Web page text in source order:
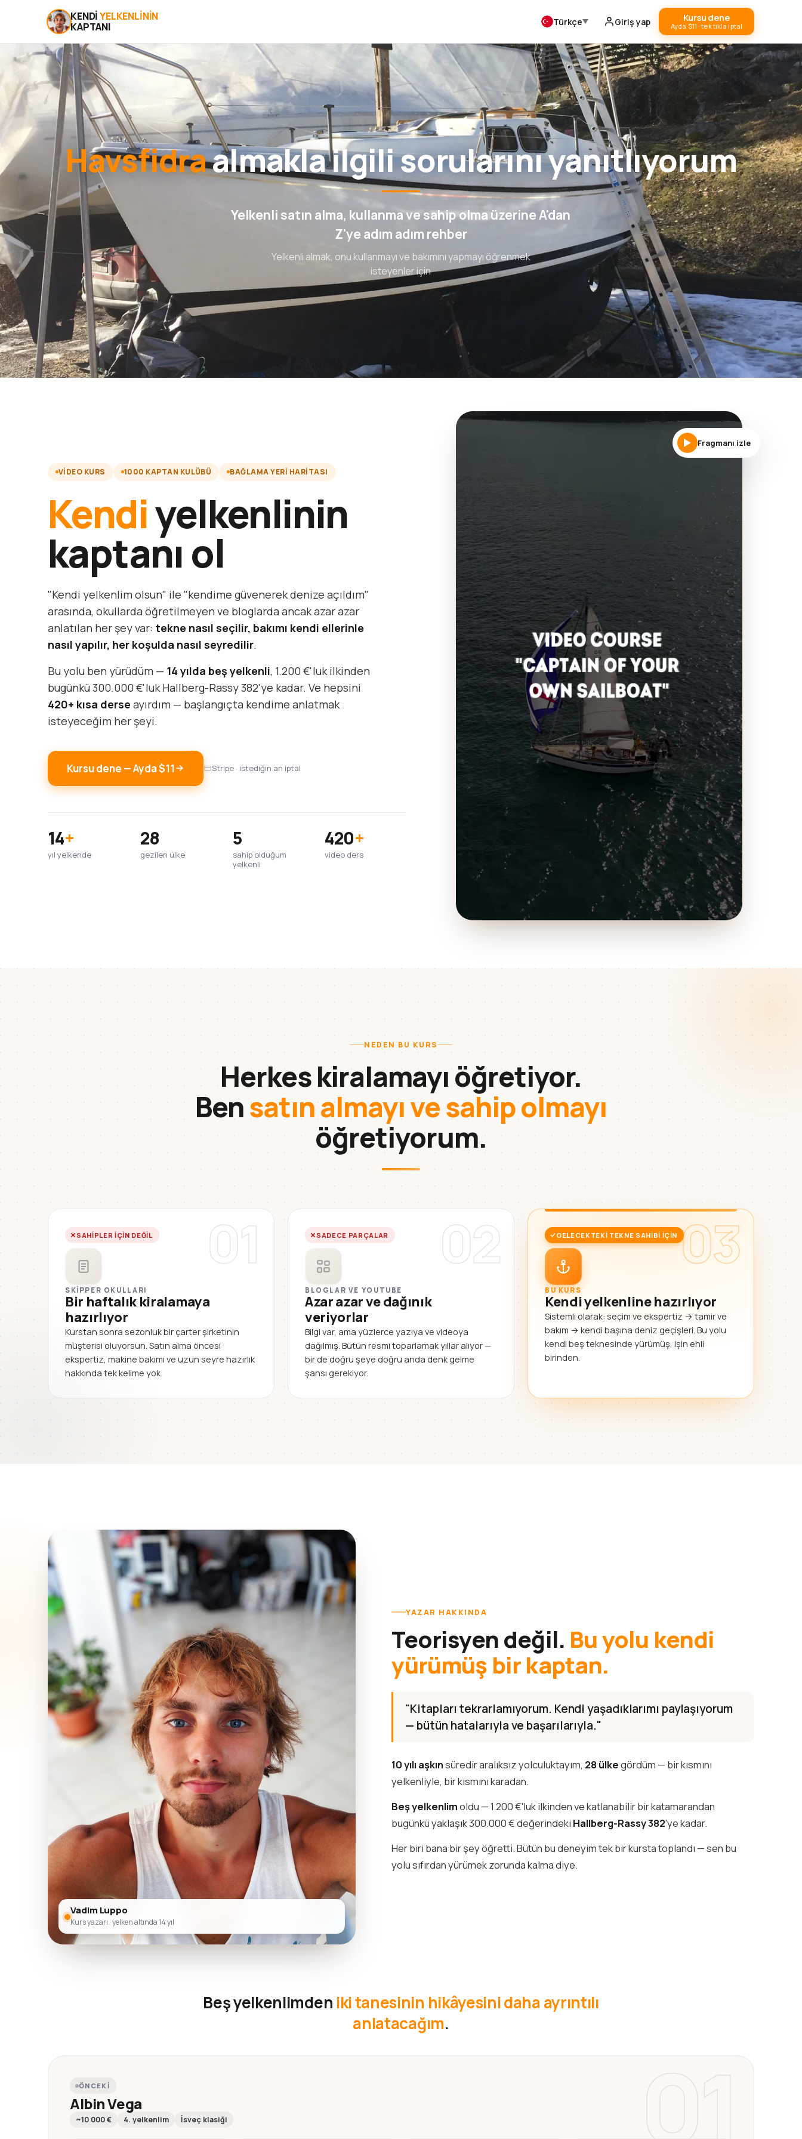
KENDIYELKENLININ
KAPTANI
Türkçe Giriş yap Kursu dene
Ayda $11 · tek tıkla iptal
Havsfidraalmakla ilgili sorularını yanıtlıyorum
Yelkenli satın alma, kullanma ve sahip olma üzerine A'dan
Z'ye adım adım rehber
Yelkenli almak, onu kullanmayı ve bakımını yapmayı öğrenmek
isteyenler için
VIDEO KURS 1000 KAPTAN KULÜBÜ BAĞLAMA YERI HARITASI
Kendiyelkenlinin
kaptanı ol
"Kendi yelkenlim olsun" ile "kendime güvenerek denize açıldım"
arasında, okullarda öğretilmeyen ve bloglarda ancak azar azar
anlatılan her şey var: tekne nasıl seçilir, bakımı kendi ellerinle
nasıl yapılır, her koşulda nasıl seyredilir.
Bu yolu ben yürüdüm — 14 yılda beş yelkenli, 1.200 €'luk ilkinden
bugünkü 300.000 €'luk Hallberg-Rassy 382'ye kadar. Ve hepsini
420+ kısa derse ayırdım — başlangıçta kendime anlatmak
isteyeceğim her şeyi.
Kursu dene — Ayda $11 Stripe · istediğin an iptal
14+
yıl yelkende
28
gezilen ülke
5
sahip olduğum
yelkenli
420+
video ders
Fragmanı izle
NEDEN BU KURS
Herkes kiralamayı öğretiyor.
Bensatın almayı ve sahip olmayı
öğretiyorum.
01
SAHIPLER IÇIN DEĞIL
SKIPPER OKULLARI
Bir haftalık kiralamaya
hazırlıyor
Kurstan sonra sezonluk bir çarter şirketinin
müşterisi oluyorsun. Satın alma öncesi
ekspertiz, makine bakımı ve uzun seyre hazırlık
hakkında tek kelime yok.
02
SADECE PARÇALAR
BLOGLAR VE YOUTUBE
Azar azar ve dağınık
veriyorlar
Bilgi var, ama yüzlerce yazıya ve videoya
dağılmış. Bütün resmi toparlamak yıllar alıyor —
bir de doğru şeye doğru anda denk gelme
şansı gerekiyor.
03
GELECEKTEKI TEKNE SAHIBI IÇIN
BU KURS
Kendi yelkenline hazırlıyor
Sistemli olarak: seçim ve ekspertiz → tamir ve
bakım → kendi başına deniz geçişleri. Bu yolu
kendi beş teknesinde yürümüş, işin ehli
birinden.
Vadim Luppo
Kurs yazarı · yelken altında 14 yıl
YAZAR HAKKINDA
Teorisyen değil. Bu yolu kendi
yürümüş bir kaptan.
"Kitapları tekrarlamıyorum. Kendi yaşadıklarımı paylaşıyorum
— bütün hatalarıyla ve başarılarıyla."
10 yılı aşkınsüredir aralıksız yolculuktayım, 28 ülkegördüm — bir kısmını
yelkenliyle, bir kısmını karadan.
Beş yelkenlimoldu — 1.200 €'luk ilkinden ve katlanabilir bir katamarandan
bugünkü yaklaşık 300.000 € değerindeki Hallberg-Rassy 382'ye kadar.
Her biri bana bir şey öğretti. Bütün bu deneyim tek bir kursta toplandı — sen bu
yolu sıfırdan yürümek zorunda kalma diye.
Beş yelkenlimden iki tanesinin hikâyesini daha ayrıntılı
anlatacağım.
01
ÖNCEKI
Albin Vega
~10 000 € 4. yelkenlim İsveç klasiği